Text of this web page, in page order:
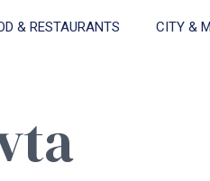
& RESTAURANTS CITY &